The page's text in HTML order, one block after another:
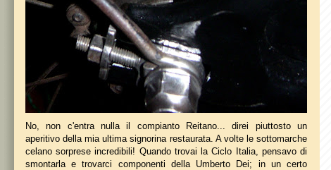
No, non c'entra nulla il compianto Reitano... direi piuttosto un
aperitivo della mia ultima signorina restaurata. A volte le sottomarche
celano sorprese incredibili! Quando trovai la Ciclo Italia, pensavo di
smontarla e trovarci componenti della Umberto Dei; in un certo